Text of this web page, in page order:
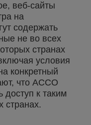
веб-сайты
на
содержать
не во всех
странах
условия
конкретный
что ACCO
доступ к таким
странах.